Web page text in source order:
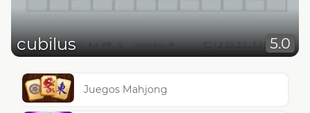
cubilus 5.0
Juegos Mahjong